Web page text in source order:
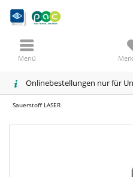
Onlinebestellungen nur für
Menü
Sauerstoff LASER